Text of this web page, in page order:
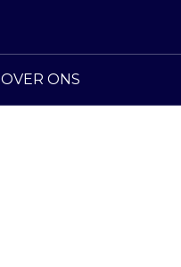
OVER ONS